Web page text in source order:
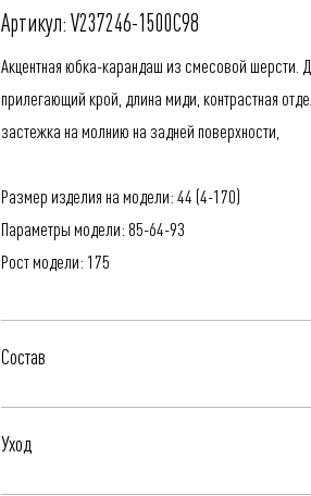
Артикул: V237246-1500C98
Акцентная юбка-карандаш из смесовой шерсти.
прилегающий крой, длина миди, контрастная
застежка на молнию на задней поверхности,
Размер изделия на модели: 44 (4-170)
Параметры модели: 85-64-93
Рост модели: 175
Состав
97% Шерсть, 3% Полиамид
Уход